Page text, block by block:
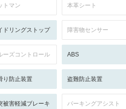
トマン 本革シート
ドリングストップ 障害物センサー
ーズコントロール ABS
り防止装置 盗難防止装置
被害軽減ブレーキ パーキングアシスト